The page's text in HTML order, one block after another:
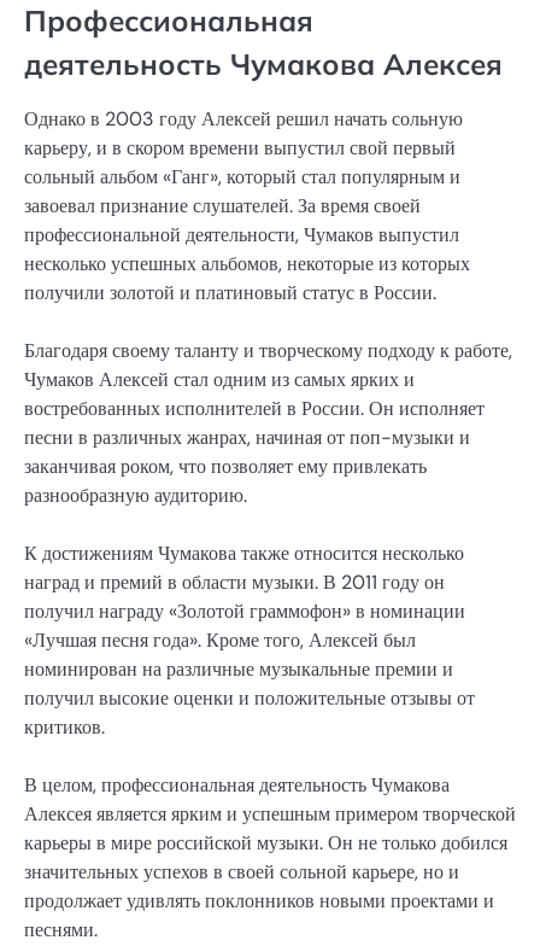
Профессиональная
деятельность Чумакова Алексея
Однако в 2003 году Алексей решил начать сольную
карьеру, и в скором времени выпустил свой первый
сольный альбом «Ганг», который стал популярным и
завоевал признание слушателей. За время своей
профессиональной деятельности, Чумаков выпустил
несколько успешных альбомов, некоторые из которых
получили золотой и платиновый статус в России.
Благодаря своему таланту и творческому подходу к работе,
Чумаков Алексей стал одним из самых ярких и
востребованных исполнителей в России. Он исполняет
песни в различных жанрах, начиная от поп-музыки и
заканчивая роком, что позволяет ему привлекать
разнообразную аудиторию.
К достижениям Чумакова также относится несколько
наград и премий в области музыки. В 2011 году он
получил награду «Золотой граммофон» в номинации
«Лучшая песня года». Кроме того, Алексей был
номинирован на различные музыкальные премии и
получил высокие оценки и положительные отзывы от
критиков.
В целом, профессиональная деятельность Чумакова
Алексея является ярким и успешным примером творческой
карьеры в мире российской музыки. Он не только добился
значительных успехов в своей сольной карьере, но и
продолжает удивлять поклонников новыми проектами и
песнями.